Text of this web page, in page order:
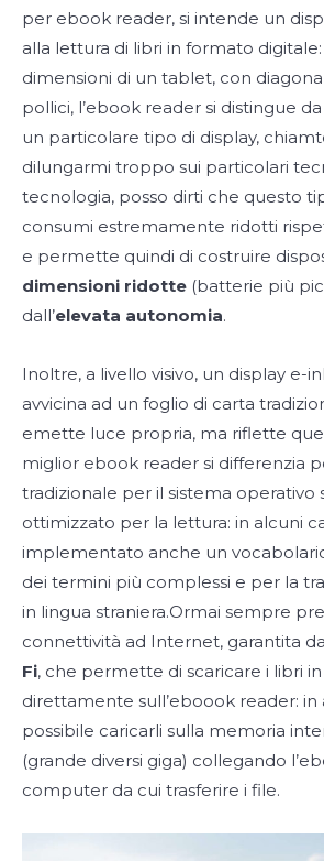
per ebook reader, si intende un
alla lettura di libri in formato
dimensioni di un tablet, con
pollici, l’ebook reader si distingue
un particolare tipo di display,
dilungarmi troppo sui particolari
tecnologia, posso dirti che questo
consumi estremamente ridotti
e permette quindi di costruire
dimensioni ridotte (batterie più
dall’elevata autonomia.
Inoltre, a livello visivo, un display e-
avvicina ad un foglio di carta
emette luce propria, ma riflette
miglior ebook reader si differenzia
tradizionale per il sistema operativo
ottimizzato per la lettura: in alcuni
implementato anche un
dei termini più complessi e per la
in lingua straniera.Ormai sempre
connettività ad Internet, garantita
Fi, che permette di scaricare i libri
direttamente sull’eboook reader: in
possibile caricarli sulla memoria
(grande diversi giga) collegando
computer da cui trasferire i file.